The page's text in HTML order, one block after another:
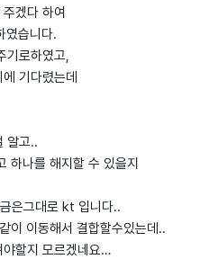
겠다 하여
였습니다.
기로하였고,
기다렸는데
알고..
하나를 해지할 수 있을지
은그대로 kt 입니다..
이 이동해서 결합할수있는데..
야할지 모르겠네요…